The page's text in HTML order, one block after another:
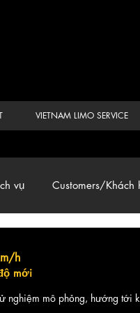
VIETNAM LIMO SERVICE
vụ Customers/Khách
h
mới
nghiệm mô phỏng, hướng tới